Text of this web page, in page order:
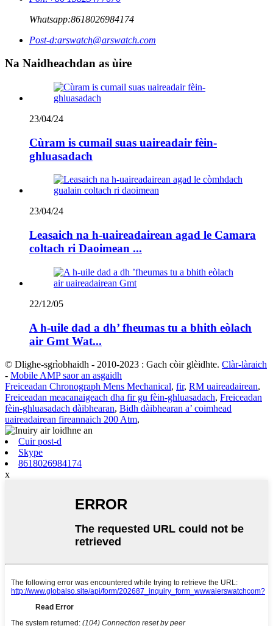
Whatsapp:8618026984174
Post-d:arswatch@arswatch.com
Na Naidheachdan as ùire
23/04/24
Cùram is cumail suas uaireadair fèin-
ghluasadach
23/04/24
Leasaich na h-uaireadairean agad le Camara
coltach ri Daoimean ...
22/12/05
A h-uile dad a dh’ fheumas tu a bhith eòlach
air Gmt Wat...
© Dlighe-sgrìobhaidh - 2010-2023 : Gach còir glèidhte. Clàr-làraich
- Mobile AMP saor an asgaidh
Freiceadan Chronograph Mens Mechanical, fir, RM uaireadairean,
Freiceadan meacanaigeach dha fir gu fèin-ghluasadach, Freiceadan
fèin-ghluasadach dàibhearan, Bidh dàibhearan a’ coimhead
uaireadairean fireannaich 200 Atm,
Cuir post-d
Skype
8618026984174
x